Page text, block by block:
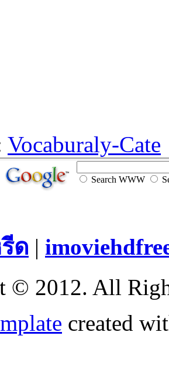
Vocaburaly-Cate
Search WWW
ด |
© 2012. All
created